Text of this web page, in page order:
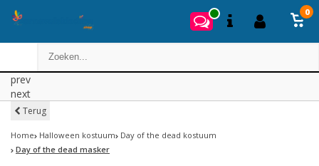
0
prev
next
Terug
Home Halloween kostuum Day of the dead kostuum
Day of the dead masker